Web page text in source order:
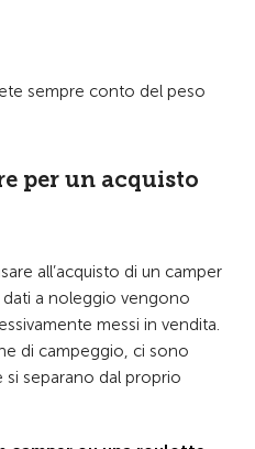
sempre conto del peso
per un acquisto
all’acquisto di un camper
a noleggio vengono
messi in vendita.
di campeggio, ci sono
si separano dal proprio